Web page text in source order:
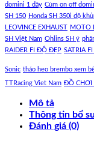
domini 1 dây Cùm on off
SH 150 Honda SH 350i độ
LEOVINCE EXHAUST MOTO
SH Việt Nam Ohlins SH ý
RAIDER FI ĐỘ ĐẸP SATRIA
Sonic tháo heo brembo xem
TTRacing Viet Nam ĐỒ CHƠI
Mô tả
Thông tin bổ
Đánh giá (0)